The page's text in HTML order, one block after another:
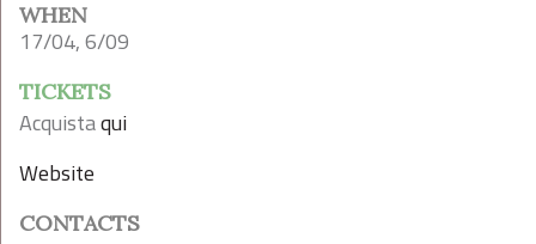
WHEN
17/04, 6/09
TICKETS
Acquistaqui
Website
CONTACTS